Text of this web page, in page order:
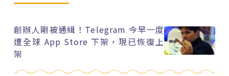
創辦人剛被通緝！Telegram 今早一度
遭全球 App Store 下架，現已恢復上
架